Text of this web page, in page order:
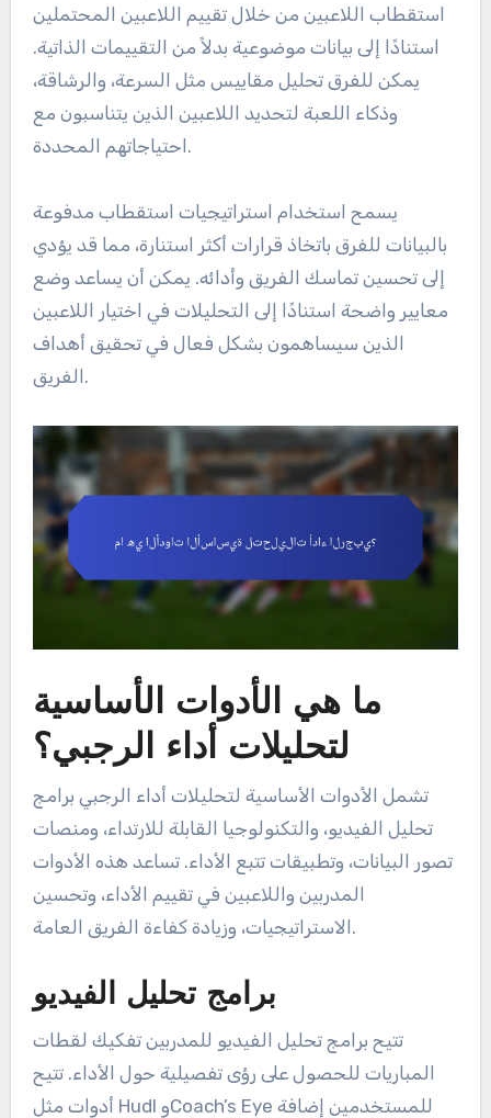
استقطاب اللاعبين من خلال تقييم اللاعبين المحتملين
استنادًا إلى بيانات موضوعية بدلاً من التقييمات الذاتية.
يمكن للفرق تحليل مقاييس مثل السرعة، والرشاقة،
وذكاء اللعبة لتحديد اللاعبين الذين يتناسبون مع
احتياجاتهم المحددة.
يسمح استخدام استراتيجيات استقطاب مدفوعة
بالبيانات للفرق باتخاذ قرارات أكثر استنارة، مما قد يؤدي
إلى تحسين تماسك الفريق وأدائه. يمكن أن يساعد وضع
معايير واضحة استنادًا إلى التحليلات في اختيار اللاعبين
الذين سيساهمون بشكل فعال في تحقيق أهداف
الفريق.
ما هي الأدوات الأساسية
لتحليلات أداء الرجبي؟
تشمل الأدوات الأساسية لتحليلات أداء الرجبي برامج
تحليل الفيديو، والتكنولوجيا القابلة للارتداء، ومنصات
تصور البيانات، وتطبيقات تتبع الأداء. تساعد هذه الأدوات
المدربين واللاعبين في تقييم الأداء، وتحسين
الاستراتيجيات، وزيادة كفاءة الفريق العامة.
برامج تحليل الفيديو
تتيح برامج تحليل الفيديو للمدربين تفكيك لقطات
المباريات للحصول على رؤى تفصيلية حول الأداء. تتيح
أدوات مثل Hudl وCoach’s Eye للمستخدمين إضافة